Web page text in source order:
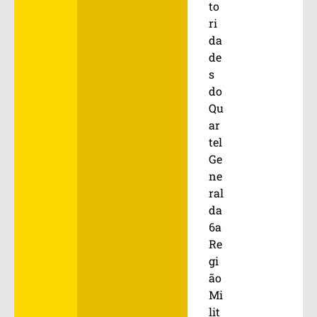
to
ri
da
de
s
do
Qu
ar
tel
Ge
ne
ral
da
6a
Re
gi
ão
Mi
lit